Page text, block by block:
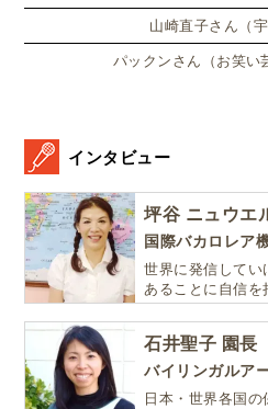
娘たちは麻紐とボトルキャッ
マグネットと毛糸で作ったヘ
のミニキャンドルを使ったス
を作りました。
当日は販売を楽しみながらも
を見たり買い物をしたりと大
した。
山崎直子さん（宇
パックンさん（お笑い
インタビュー
坪谷 ニュウエ
国際バカロレア
世界に発信してい
あることに自信を
石井聖子 園長
日本・世界各国